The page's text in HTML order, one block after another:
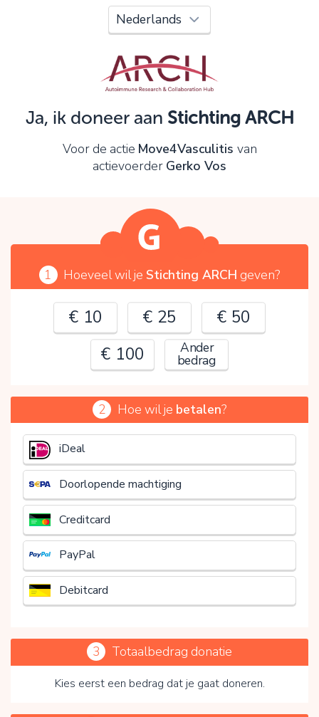
Ja, ik doneer aan Stichting ARCH
Voor de actie Move4Vasculitis van
actievoerder Gerko Vos
1 Hoeveel wil je Stichting ARCH geven?
€ 10 € 25
€ 50
€ 100
Ander
bedrag
€
2 Hoe wil je betalen?
iDeal
Doorlopende machtiging
Creditcard
PayPal
Debitcard
3 Totaalbedrag donatie
Kies eerst een bedrag dat je gaat doneren.
Oeps!
Je kunt nog niet verder vanwege:
Controleer en verbeter je invoer en probeer het
OK